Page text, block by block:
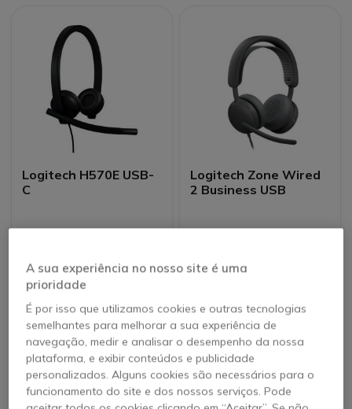
Logitech H570E USB-
C
43,95 € s/iva -12%
Logitech Zone Wired
2 Business USB
149,95 € s/iva
A sua experiência no nosso site é uma
prioridade
É por isso que utilizamos cookies e outras tecnologias
semelhantes para melhorar a sua experiência de
navegação, medir e analisar o desempenho da nossa
plataforma, e exibir conteúdos e publicidade
personalizados. Alguns cookies são necessários para o
funcionamento do site e dos nossos serviços. Pode